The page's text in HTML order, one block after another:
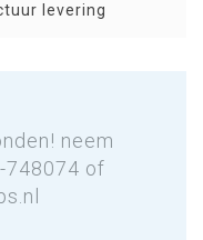
levering
neem
748074 of